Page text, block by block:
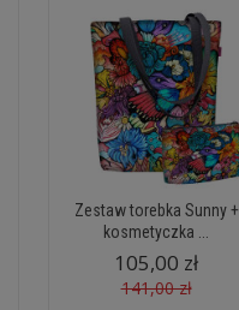
Zestaw torebka Sunny +
kosmetyczka ...
105,00 zł
141,00 zł